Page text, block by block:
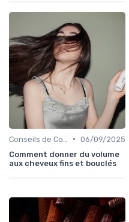
• 06/09/2025
Comment donner du volume
aux cheveux fins et bouclés